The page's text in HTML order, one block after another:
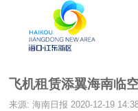
飞机租赁添翼海南临
来源: 海南日报 2020-12-19